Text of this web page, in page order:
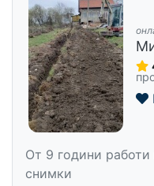
От 9 години работи
снимки